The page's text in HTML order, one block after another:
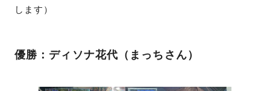
します）
優勝：ディソナ花代（まっちさん）